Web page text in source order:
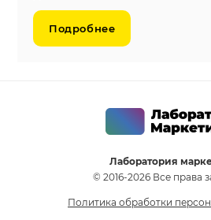
Подробнее
Лаборатория
© 2016-2026 Все права
Политика обработки